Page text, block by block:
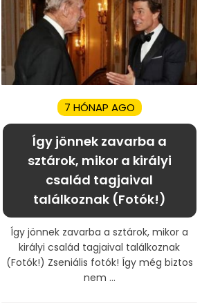
7 HÓNAP AGO
Így jönnek zavarba a
sztárok, mikor a királyi
család tagjaival
találkoznak (Fotók!)
Így jönnek zavarba a sztárok, mikor a
királyi család tagjaival találkoznak
(Fotók!) Zseniális fotók! Így még biztos
nem ...